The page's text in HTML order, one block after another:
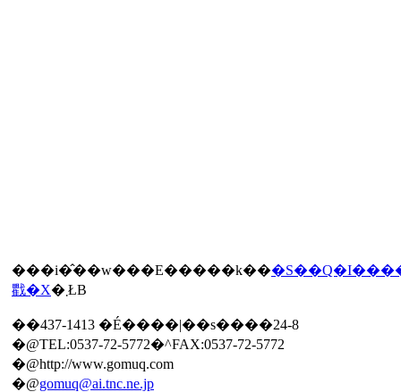
���i�̂��w���E�����k��
戵�X
�܂ŁB
��437-1413 �É����|��s����24-8
�@TEL:0537-72-5772�^FAX:0537-72-5772
�@http://www.gomuq.com
�@gomuq@ai.tnc.ne.jp